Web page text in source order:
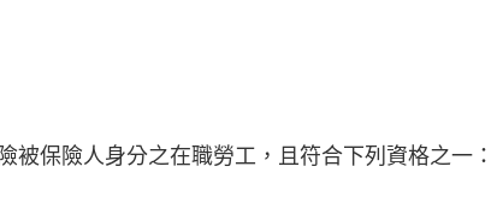
保險人身分之在職勞工，且符合下列資格之一：